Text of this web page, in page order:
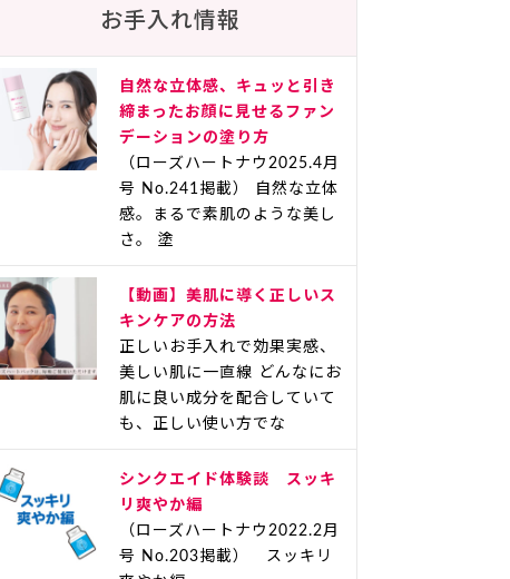
お手入れ情報
自然な立体感、キュッと引き
締まったお顔に見せるファン
デーションの塗り方
（ローズハートナウ2025.4月
号 No.241掲載） 自然な立体
感。まるで素肌のような美し
さ。 塗
【動画】美肌に導く正しいス
キンケアの方法
正しいお手入れで効果実感、
美しい肌に一直線 どんなにお
肌に良い成分を配合していて
も、正しい使い方でな
シンクエイド体験談 スッキ
リ爽やか編
（ローズハートナウ2022.2月
号 No.203掲載） スッキリ